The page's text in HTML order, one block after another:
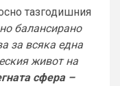
тазгодишния
балансирано
за всяка една
живот на
сфера –